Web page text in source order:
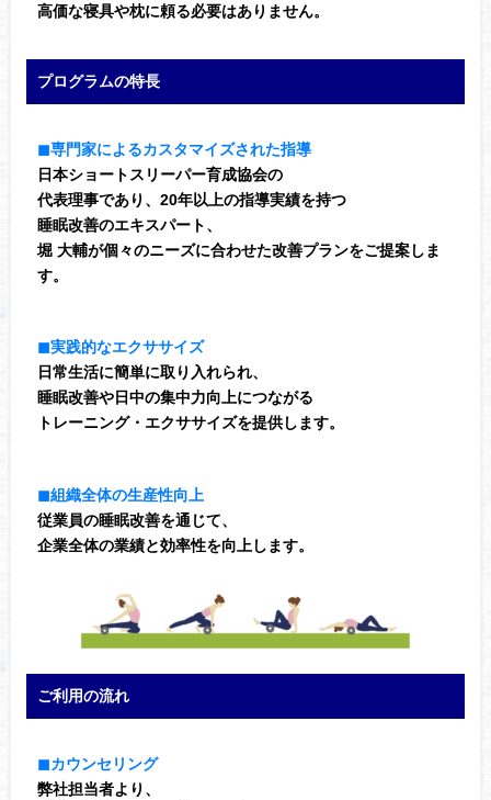
高価な寝具や枕に頼る必要はありません。
プログラムの特長
◼︎専門家によるカスタマイズされた指導
日本ショートスリーパー育成協会の
代表理事であり、20年以上の指導実績を持つ
睡眠改善のエキスパート、
堀 大輔が個々のニーズに合わせた改善プランをご提案しま
す。
◼︎実践的なエクササイズ
日常生活に簡単に取り入れられ、
睡眠改善や日中の集中力向上につながる
トレーニング・エクササイズを提供します。
◼︎組織全体の生産性向上
従業員の睡眠改善を通じて、
企業全体の業績と効率性を向上します。
ご利用の流れ
◼︎カウンセリング
弊社担当者より、